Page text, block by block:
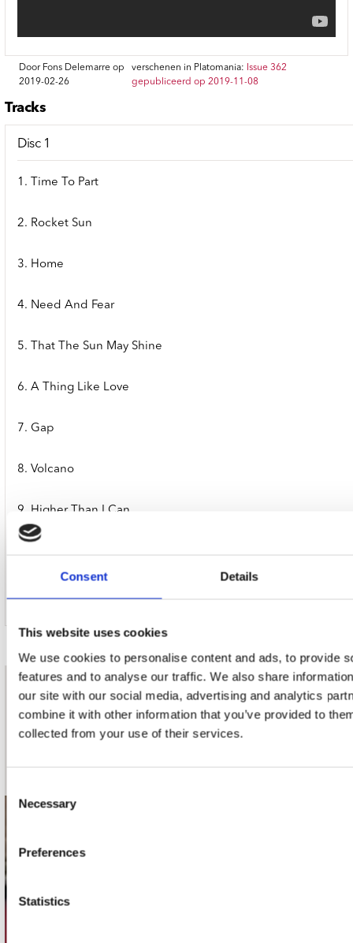
Consent Details
This website uses cookies
We use cookies to personalise content and ads, to provide
features and to analyse our traffic. We also share
our site with our social media, advertising and analytics
combine it with other information that you’ve provided to
collected from your use of their services.
Selection
Necessary
Preferences
Statistics
Door Fons Delemarre op
2019-02-26
verschenen in Platomania: Issue 362
gepubliceerd op 2019-11-08
Tracks
Disc 1
1. Time To Part
2. Rocket Sun
3. Home
4. Need And Fear
5. That The Sun May Shine
6. A Thing Like Love
7. Gap
8. Volcano
9. Higher Than I Can
nieuwsbrief